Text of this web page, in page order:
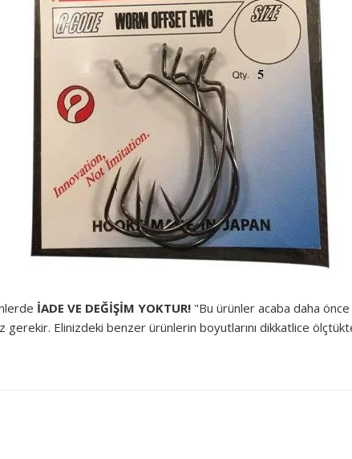
İADE VE DEĞİŞİM YOKTUR! "Bu ürünler acaba daha
Elinizdeki benzer ürünlerin boyutlarını dikkatlice